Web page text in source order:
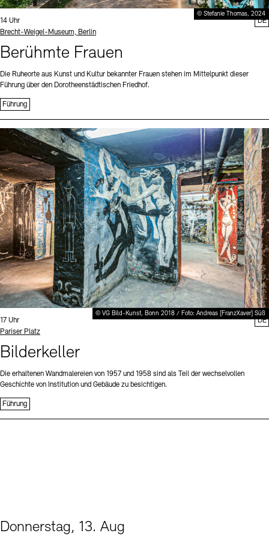
© Stefanie Thomas, 2024
Uhrzeit:
14 Uhr
Standort
Brecht-Weigel-Museum, Berlin
Berühmte Frauen
Die Ruheorte aus Kunst und Kultur bekannter Frauen stehen im Mittelpunkt dieser
Führung über den Dorotheenstädtischen Friedhof.
Führung
DE
© VG Bild-Kunst, Bonn 2018 / Foto: Andreas [FranzXaver] Süß
Uhrzeit:
17 Uhr
Standort
Pariser Platz
Bilderkeller
Die erhaltenen Wandmalereien von 1957 und 1958 sind als Teil der wechselvollen
Geschichte von Institution und Gebäude zu besichtigen.
Führung
DE
Donnerstag, 13. Aug